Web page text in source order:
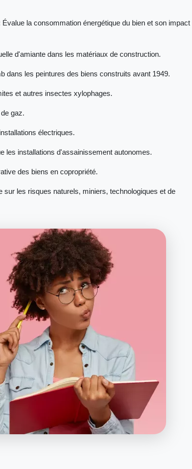
la consommation énergétique du bien et son impact
d'amiante dans les matériaux de construction.
dans les peintures des biens construits avant 1949.
et autres insectes xylophages.
gaz.
électriques.
les installations d'assainissement autonomes.
des biens en copropriété.
les risques naturels, miniers, technologiques et de